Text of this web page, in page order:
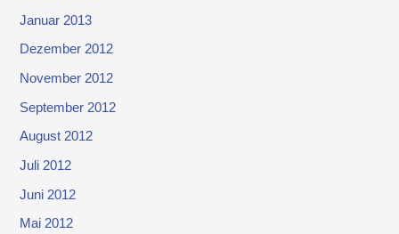
Januar 2013
Dezember 2012
November 2012
September 2012
August 2012
Juli 2012
Juni 2012
Mai 2012